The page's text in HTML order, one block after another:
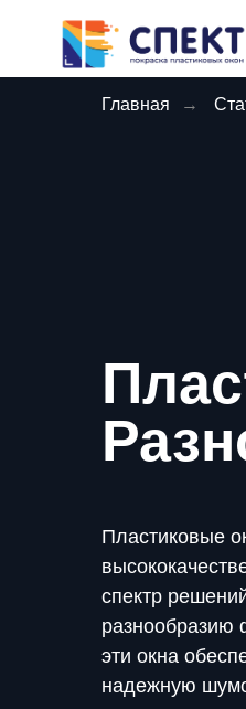
Главная →
Пластиковые
спектр
разнообразию
эти окна
надежную